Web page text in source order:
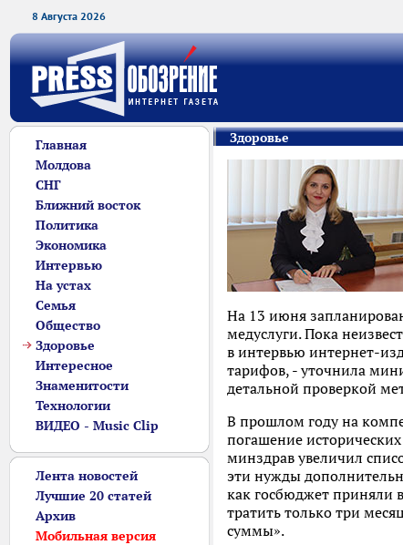
8 Августа 2026
Главная
Молдова
СНГ
Ближний восток
Политика
Экономика
Интервью
На устах
Семья
Общество
Здоровье
Интересное
Знаменитости
Технологии
ВИДЕО - Music Clip
Лента новостей
Лучшие 20 статей
Архив
Мобильная версия
Здоровье
На 13 июня
медуслуги. Пока
в интервью интернет-
тарифов, - уточнила
детальной проверкой
В прошлом году на
погашение
минздрав увеличил
эти нужды
как госбюджет приняли
тратить только три
суммы».